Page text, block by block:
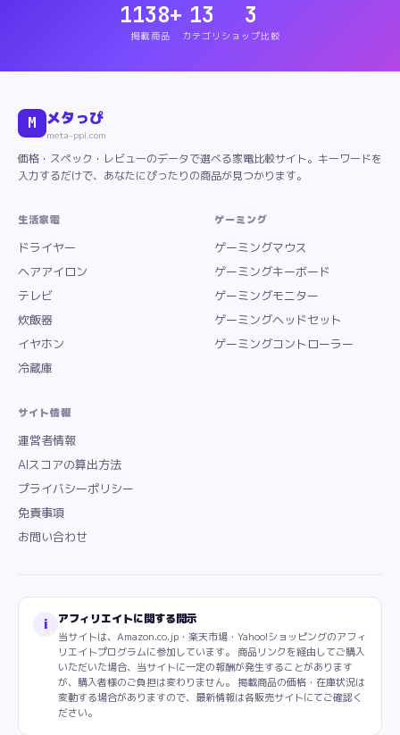
1138+
掲載商品
13
カテゴリ
3
ショップ比較
M メタっぴ
meta-ppi.com
価格・スペック・レビューのデータで選べる家電比較サイト。キーワードを
入力するだけで、あなたにぴったりの商品が見つかります。
生活家電
ドライヤー
ヘアアイロン
テレビ
炊飯器
イヤホン
冷蔵庫
ゲーミング
ゲーミングマウス
ゲーミングキーボード
ゲーミングモニター
ゲーミングヘッドセット
ゲーミングコントローラー
サイト情報
運営者情報
AIスコアの算出方法
プライバシーポリシー
免責事項
お問い合わせ
i アフィリエイトに関する開示
当サイトは、Amazon.co.jp・楽天市場・Yahoo!ショッピングのアフィ
リエイトプログラムに参加しています。 商品リンクを経由してご購入
いただいた場合、当サイトに一定の報酬が発生することがあります
が、購入者様のご負担は変わりません。 掲載商品の価格・在庫状況は
変動する場合がありますので、最新情報は各販売サイトにてご確認く
ださい。